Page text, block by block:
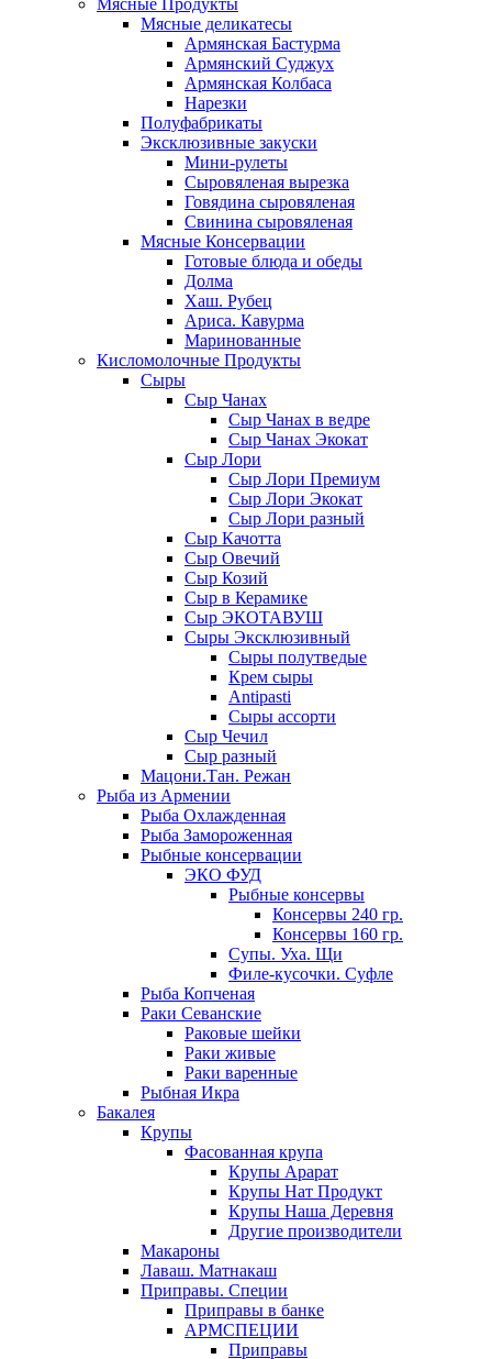
Мясные Продукты
Мясные деликатесы
Армянская Бастурма
Армянский Суджух
Армянская Колбаса
Нарезки
Полуфабрикаты
Эксклюзивные закуски
Мини-рулеты
Сыровяленая вырезка
Говядина сыровяленая
Свинина сыровяленая
Мясные Консервации
Готовые блюда и обеды
Долма
Хаш. Рубец
Ариса. Кавурма
Маринованные
Кисломолочные Продукты
Сыры
Сыр Чанах
Сыр Чанах в ведре
Сыр Чанах Экокат
Сыр Лори
Сыр Лори Премиум
Сыр Лори Экокат
Сыр Лори разный
Сыр Качотта
Сыр Овечий
Сыр Козий
Сыр в Керамике
Сыр ЭКОТАВУШ
Сыры Эксклюзивный
Сыры полутведые
Крем сыры
Antipasti
Сыры ассорти
Сыр Чечил
Сыр разный
Мацони.Тан. Режан
Рыба из Армении
Рыба Охлажденная
Рыба Замороженная
Рыбные консервации
ЭКО ФУД
Рыбные консервы
Консервы 240 гр.
Консервы 160 гр.
Супы. Уха. Щи
Филе-кусочки. Суфле
Рыба Копченая
Раки Севанские
Раковые шейки
Раки живые
Раки варенные
Рыбная Икра
Бакалея
Крупы
Фасованная крупа
Крупы Арарат
Крупы Нат Продукт
Крупы Наша Деревня
Другие производители
Макароны
Лаваш. Матнакаш
Приправы. Специи
Приправы в банке
АРМСПЕЦИИ
Приправы